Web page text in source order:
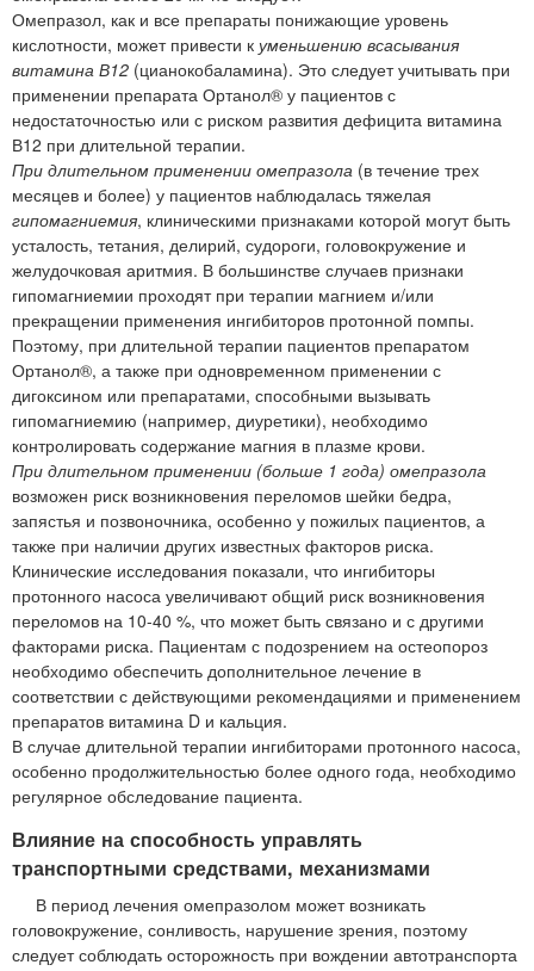
Омепразол, как и все препараты понижающие уровень
кислотности, может привести к уменьшению всасывания
витамина В12 (цианокобаламина). Это следует учитывать при
применении препарата Ортанол® у пациентов с
недостаточностью или с риском развития дефицита витамина
В12 при длительной терапии.
При длительном применении омепразола (в течение трех
месяцев и более) у пациентов наблюдалась тяжелая
гипомагниемия, клиническими признаками которой могут быть
усталость, тетания, делирий, судороги, головокружение и
желудочковая аритмия. В большинстве случаев признаки
гипомагниемии проходят при терапии магнием и/или
прекращении применения ингибиторов протонной помпы.
Поэтому, при длительной терапии пациентов препаратом
Ортанол®, а также при одновременном применении с
дигоксином или препаратами, способными вызывать
гипомагниемию (например, диуретики), необходимо
контролировать содержание магния в плазме крови.
При длительном применении (больше 1 года) омепразола
возможен риск возникновения переломов шейки бедра,
запястья и позвоночника, особенно у пожилых пациентов, а
также при наличии других известных факторов риска.
Клинические исследования показали, что ингибиторы
протонного насоса увеличивают общий риск возникновения
переломов на 10-40 %, что может быть связано и с другими
факторами риска. Пациентам с подозрением на остеопороз
необходимо обеспечить дополнительное лечение в
соответствии с действующими рекомендациями и применением
препаратов витамина D и кальция.
В случае длительной терапии ингибиторами протонного насоса,
особенно продолжительностью более одного года, необходимо
регулярное обследование пациента.
Влияние на способность управлять
транспортными средствами, механизмами
В период лечения омепразолом может возникать
головокружение, сонливость, нарушение зрения, поэтому
следует соблюдать осторожность при вождении автотранспорта